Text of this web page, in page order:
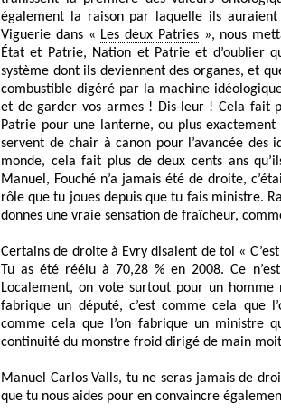
également la raison par laquelle ils
Viguerie dans « Les deux Patries», nous
État et Patrie, Nation et Patrie et d’oublier
système dont ils deviennent des organes, et
combustible digéré par la machine
et de garder vos armes ! Dis-leur ! Cela fait
Patrie pour une lanterne, ou plus
servent de chair à canon pour l’avancée des
monde, cela fait plus de deux cents ans
Manuel, Fouché n’a jamais été de droite,
rôle que tu joues depuis que tu fais ministre.
donnes une vraie sensation de fraîcheur,
Certains de droite à Evry disaient de toi «
Tu as été réélu à 70,28 % en 2008. Ce
Localement, on vote surtout pour un homme
fabrique un député, c’est comme cela que
comme cela que l’on fabrique un ministre
continuité du monstre froid dirigé de main
Manuel Carlos Valls, tu ne seras jamais de
que tu nous aides pour en convaincre